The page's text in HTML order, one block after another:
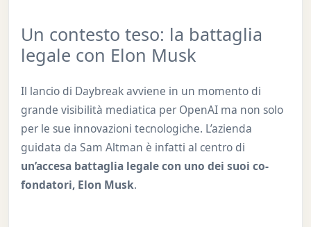
Un contesto teso: la battaglia
legale con Elon Musk
Il lancio di Daybreak avviene in un momento di
grande visibilità mediatica per OpenAI ma non solo
per le sue innovazioni tecnologiche. L’azienda
guidata da Sam Altman è infatti al centro di
un’accesa battaglia legale con uno dei suoi co-
fondatori, Elon Musk.